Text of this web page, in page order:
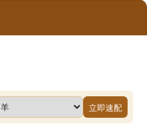
之意
立即速配